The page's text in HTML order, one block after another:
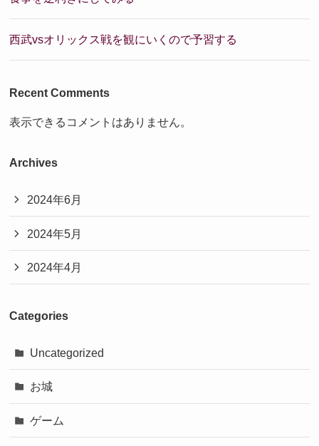
西武vsオリックス戦を観にいくので予習する
Recent Comments
表示できるコメントはありません。
Archives
2024年6月
2024年5月
2024年4月
Categories
Uncategorized
お城
ゲーム